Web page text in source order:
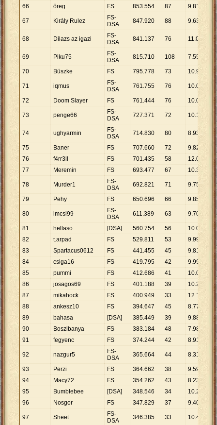
66 öreg FS 853.554 87 9.811
67 Király Rulez
FS-
DSA
847.920 88 9.635
68 Dilazs az igazi
FS-
DSA
841.137 76 11.068
69 Piku75
FS-
DSA
815.710 108 7.553
70 Büszke FS 795.778 73 10.901
71 iqmus
FS-
DSA
761.755 76 10.023
72 Doom Slayer FS 761.444 76 10.019
73 penge66
FS-
DSA
727.371 72 10.102
74 ughyarmin
FS-
DSA
714.830 80 8.935
75 Baner FS 707.660 72 9.829
76
f4rr3ll FS 701.435 58 12.094
77
Meremin FS 693.477 67 10.350
78 Murder1
FS-
DSA
692.821 71 9.758
79 Pehy FS 650.696 66 9.859
80 imcsi99
FS-
DSA
611.389 63 9.705
81 hellaso [DSA] 560.754 56 10.013
82
t.arpad FS 529.811 53 9.996
83
Spartacus0612 FS 441.455 45 9.810
84
csiga16 FS 419.795 42 9.995
85
pummi FS 412.686 41 10.066
86
josagos69 FS 401.188 39 10.287
87
mikahock FS 400.949 33 12.150
88
ankesz10 FS 394.647 45 8.770
89
bahasa [DSA] 385.449 39 9.883
90
Boszibanya FS 383.184 48 7.983
91
fegyenc FS 374.244 42 8.911
92 nazgur5
FS-
DSA
365.664 44 8.311
93 Perzi FS 364.662 38 9.596
94
Macy72 FS 354.262 43 8.239
95
Bumblebee [DSA] 348.546 34 10.251
96
Nosgor FS 347.829 37 9.401
97 Sheet
FS-
DSA
346.385 33 10.497